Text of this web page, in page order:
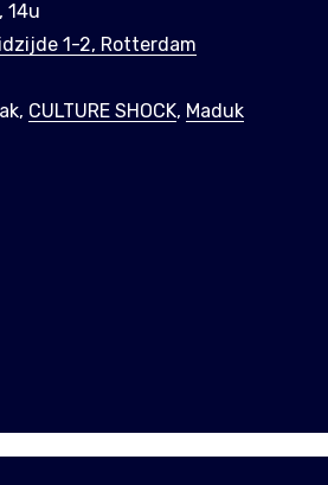
14u
1-2, Rotterdam
CULTURE SHOCK, Maduk